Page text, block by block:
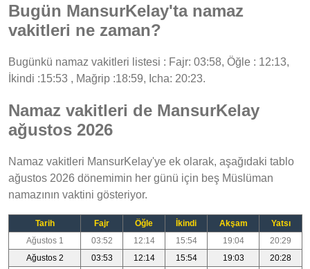
Bugün MansurKelay'ta namaz
vakitleri ne zaman?
Bugünkü namaz vakitleri listesi : Fajr: 03:58, Öğle : 12:13,
İkindi :15:53 , Mağrip :18:59, Icha: 20:23.
Namaz vakitleri de MansurKelay
ağustos 2026
Namaz vakitleri MansurKelay'ye ek olarak, aşağıdaki tablo
ağustos 2026 dönemimin her günü için beş Müslüman
namazının vaktini gösteriyor.
Tarih Fajr Öğle İkindi Akşam
Yatsı
Ağustos 1
03:52 12:14 15:54 19:04
20:29
Ağustos 2
03:53 12:14 15:54 19:03
20:28